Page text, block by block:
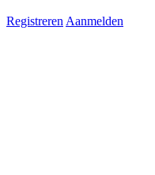
Registreren Aanmelden